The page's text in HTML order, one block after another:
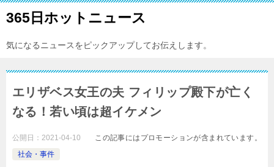
365日ホットニュース
気になるニュースをピックアップしてお伝えします。
エリザベス女王の夫 フィリップ殿下が亡く
なる！若い頃は超イケメン
公開日： 2021-04-10
社会・事件
この記事にはプロモーションが含まれています。